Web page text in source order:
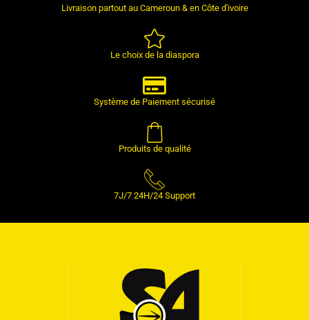
Livraison partout au Cameroun & en Côte d'ivoire
Le choix de la diaspora
Système de Paiement sécurisé
Produits de qualité
7J/7 24H/24 Support